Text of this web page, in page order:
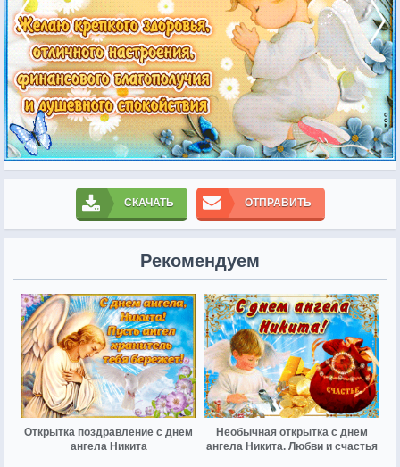
СКАЧАТЬ ОТПРАВИТЬ
Рекомендуем
Открытка поздравление с днем
ангела Никита
Необычная открытка с днем
ангела Никита. Любви и счастья